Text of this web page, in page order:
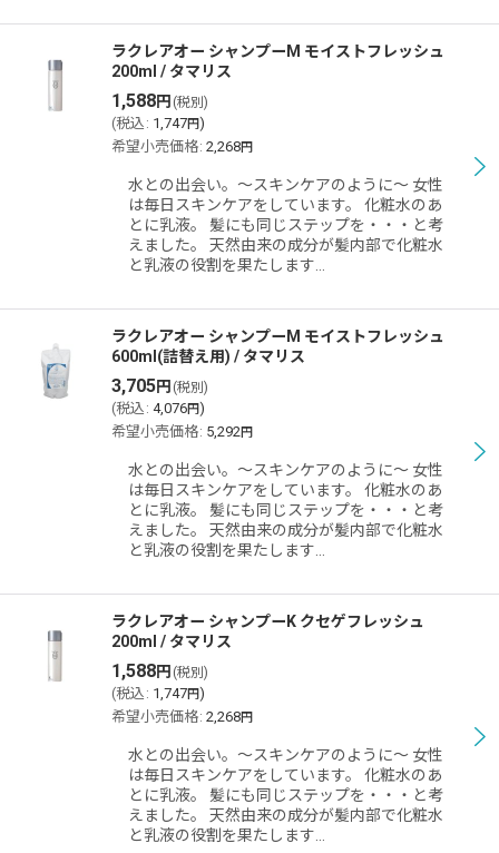
ラクレアオー シャンプーM モイストフレッシュ
200ml / タマリス
1,588円 (税別)
(税込 : 1,747円)
希望小売価格: 2,268円
水との出会い。〜スキンケアのように〜 女性
は毎日スキンケアをしています。 化粧水のあ
とに乳液。 髪にも同じステップを・・・と考
えました。 天然由来の成分が髪内部で化粧水
と乳液の役割を果たします…
ラクレアオー シャンプーM モイストフレッシュ
600ml(詰替え用) / タマリス
3,705円 (税別)
(税込 : 4,076円)
希望小売価格: 5,292 円
水との出会い。〜スキンケアのように〜 女性
は毎日スキンケアをしています。 化粧水のあ
とに乳液。 髪にも同じステップを・・・と考
えました。 天然由来の成分が髪内部で化粧水
と乳液の役割を果たします…
ラクレアオー シャンプーK クセゲフレッシュ
200ml / タマリス
1,588円 (税別)
(税込 : 1,747円)
希望小売価格: 2,268円
水との出会い。〜スキンケアのように〜 女性
は毎日スキンケアをしています。 化粧水のあ
とに乳液。 髪にも同じステップを・・・と考
えました。 天然由来の成分が髪内部で化粧水
と乳液の役割を果たします…